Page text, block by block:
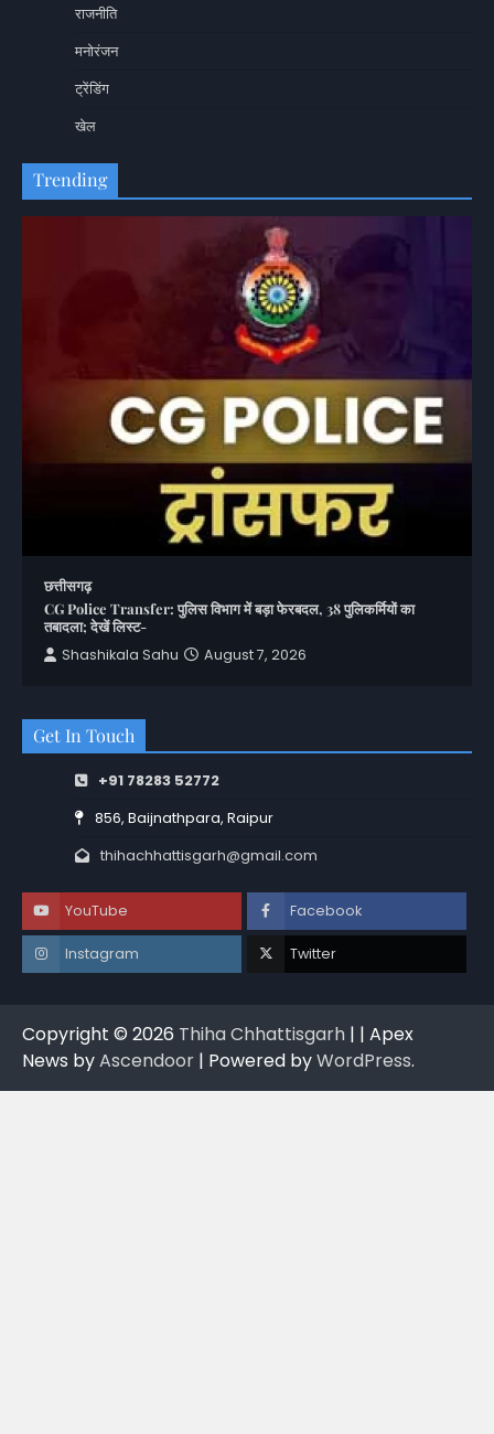
राजनीति
मनोरंजन
ट्रेंडिंग
खेल
Trending
छत्तीसगढ़
CG Police Transfer: पुलिस विभाग में बड़ा फेरबदल, 38 पुलिकर्मियों का
तबादला; देखें लिस्ट-
Shashikala Sahu
August 7, 2026
Get In Touch
+91 78283 52772
856, Baijnathpara, Raipur
thihachhattisgarh@gmail.com
YouTube Facebook
Instagram Twitter
Copyright © 2026 Thiha Chhattisgarh | | Apex
News byAscendoor | Powered byWordPress.